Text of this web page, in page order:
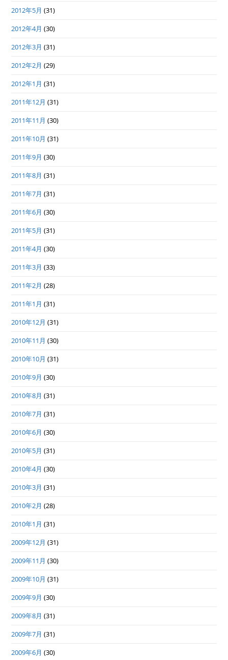
2012年5月 (31)
2012年4月 (30)
2012年3月 (31)
2012年2月 (29)
2012年1月 (31)
2011年12月 (31)
2011年11月 (30)
2011年10月 (31)
2011年9月 (30)
2011年8月 (31)
2011年7月 (31)
2011年6月 (30)
2011年5月 (31)
2011年4月 (30)
2011年3月 (33)
2011年2月 (28)
2011年1月 (31)
2010年12月 (31)
2010年11月 (30)
2010年10月 (31)
2010年9月 (30)
2010年8月 (31)
2010年7月 (31)
2010年6月 (30)
2010年5月 (31)
2010年4月 (30)
2010年3月 (31)
2010年2月 (28)
2010年1月 (31)
2009年12月 (31)
2009年11月 (30)
2009年10月 (31)
2009年9月 (30)
2009年8月 (31)
2009年7月 (31)
2009年6月 (30)